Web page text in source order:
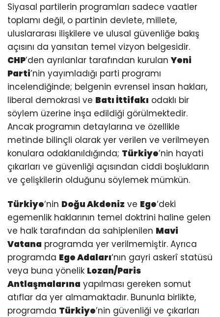
Siyasal partilerin programları sadece vaatler
toplamı değil, o partinin devlete, millete,
uluslararası ilişkilere ve ulusal güvenliğe bakış
açısını da yansıtan temel vizyon belgesidir.
CHP’den ayrılanlar tarafından kurulan Yeni
Parti’nin yayımladığı parti programı
incelendiğinde; belgenin evrensel insan hakları,
liberal demokrasi ve Batı İttifakı odaklı bir
söylem üzerine inşa edildiği görülmektedir.
Ancak programın detaylarına ve özellikle
metinde bilinçli olarak yer verilen ve verilmeyen
konulara odaklanıldığında; Türkiye’nin hayati
çıkarları ve güvenliği açısından ciddi boşlukların
ve çelişkilerin olduğunu söylemek mümkün.
Türkiye‘nin Doğu Akdeniz ve Ege‘deki
egemenlik haklarının temel doktrini haline gelen
ve halk tarafından da sahiplenilen Mavi
Vatana programda yer verilmemiştir. Ayrıca
programda Ege Adaları‘nın gayri askerî statüsü
veya buna yönelik Lozan/Paris
Antlaşmalarına yapılması gereken somut
atıflar da yer almamaktadır. Bununla birlikte,
programda Türkiye’nin güvenliği ve çıkarları